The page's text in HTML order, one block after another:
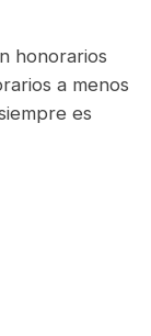
honorarios
a menos
es